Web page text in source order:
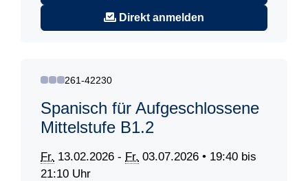
Direkt anmelden
261-42230
Spanisch für Aufgeschlossene
Mittelstufe B1.2
Fr. 13.02.2026 - Fr. 03.07.2026 • 19:40 bis
21:10 Uhr